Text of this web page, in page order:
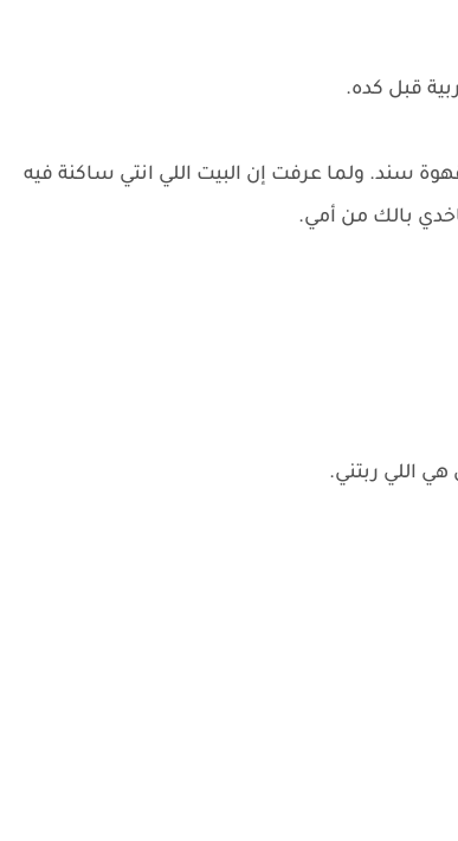
قبل كده.
سند. ولما عرفت إن البيت اللي انتي ساكنة فيه
بالك من أمي.
اللي ربتني.